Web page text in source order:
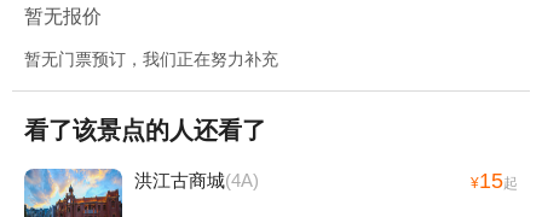
暂无报价
暂无门票预订，我们正在努力补充
看了该景点的人还看了
洪江古商城(4A) ¥15起